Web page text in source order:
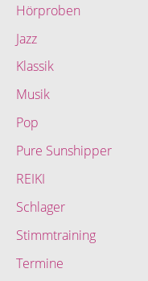
Hörproben
Jazz
Klassik
Musik
Pop
Pure Sunshipper
REIKI
Schlager
Stimmtraining
Termine